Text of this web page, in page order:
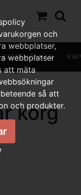
KAFFEHÖRNAN
korg
och
webbplatser,
webbplatser
att mäta
så att
och produkter.